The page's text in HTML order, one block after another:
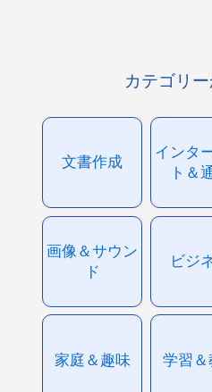
カテゴリ
文書作成
インタ
ト＆
画像＆サウン
ド
ビジ
家庭＆趣味 学習＆